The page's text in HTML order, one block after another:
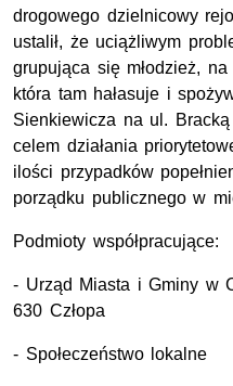
drogowego dzielnicowy
ustalił, że uciążliwym
grupująca się młodzież,
która tam hałasuje i
Sienkiewicza na ul.
celem działania
ilości przypadków
porządku publicznego w
Podmioty współpracujące:
- Urząd Miasta i Gminy w
630 Człopa
- Społeczeństwo lokalne